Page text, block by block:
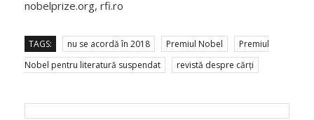
nobelprize.org, rfi.ro
TAGS: nu se acordă în 2018 Premiul Nobel
Premiul
Nobel pentru literatură suspendat
revistă despre cărți